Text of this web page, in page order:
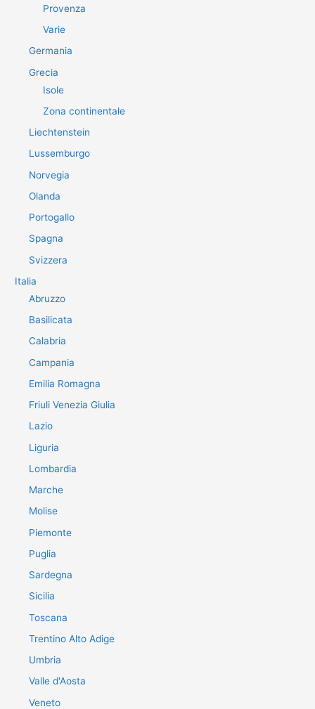
Provenza
Varie
Germania
Grecia
Isole
Zona continentale
Liechtenstein
Lussemburgo
Norvegia
Olanda
Portogallo
Spagna
Svizzera
Italia
Abruzzo
Basilicata
Calabria
Campania
Emilia Romagna
Friuli Venezia Giulia
Lazio
Liguria
Lombardia
Marche
Molise
Piemonte
Puglia
Sardegna
Sicilia
Toscana
Trentino Alto Adige
Umbria
Valle d'Aosta
Veneto